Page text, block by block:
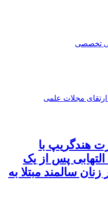
تخصصی
مجلات علمی
هندگریپ با
پس از یک
سالمند مبتلا به